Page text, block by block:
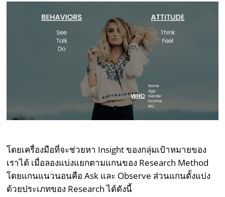
โดยเครื่องมือที่จะช่วยหา Insight ของกลุ่มเป้าหมายของ
เราได้ เมื่อลองแบ่งแยกตามแกนของ Research Method
โดยแกนแนวนอนคือ Ask และ Observe ส่วนแกนตั้งแบ่ง
ด้วยประเภทของ Research ได้ดังนี้